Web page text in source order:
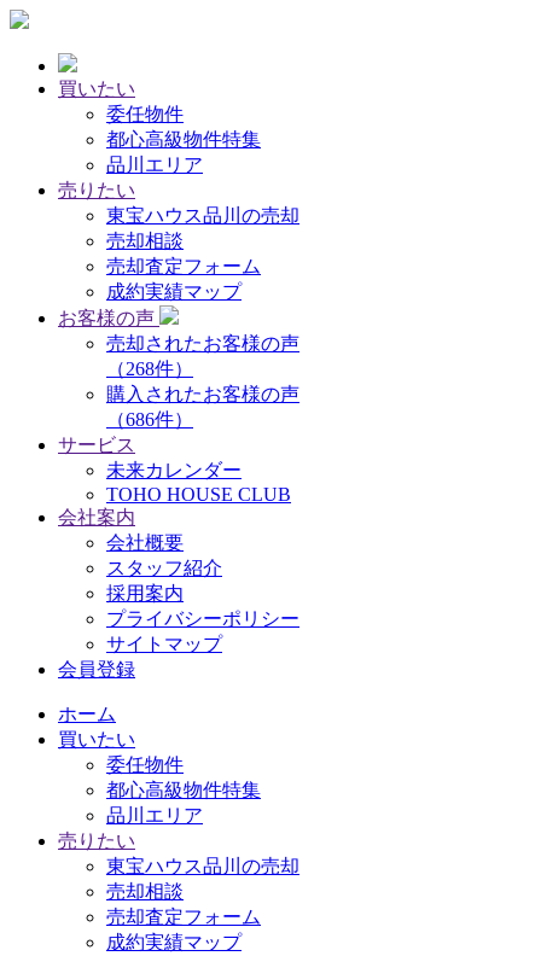
買いたい
委任物件
都心高級物件特集
品川エリア
売りたい
東宝ハウス品川の売却
売却相談
売却査定フォーム
成約実績マップ
お客様の声
売却されたお客様の声
（268件）
購入されたお客様の声
（686件）
サービス
未来カレンダー
TOHO HOUSE CLUB
会社案内
会社概要
スタッフ紹介
採用案内
プライバシーポリシー
サイトマップ
会員登録
ホーム
買いたい
委任物件
都心高級物件特集
品川エリア
売りたい
東宝ハウス品川の売却
売却相談
売却査定フォーム
成約実績マップ